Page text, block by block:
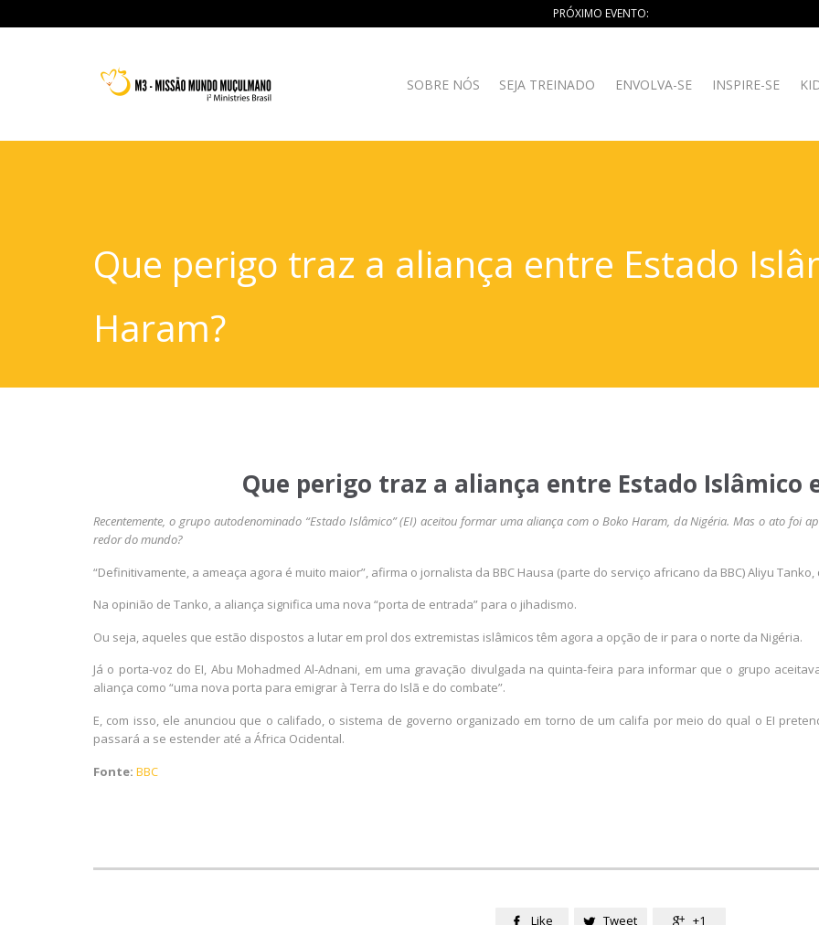
PRÓXIMO EVENTO:
SOBRE NÓS SEJA TREINADO ENVOLVA-SE INSPIRE-SE
Que perigo traz a aliança entre Estado
Haram?
Que perigo traz a aliança entre Estado Islâmico
Recentemente, o grupo autodenominado “Estado Islâmico” (EI) aceitou formar uma aliança com o Boko Haram, da Nigéria. Mas o ato foi
redor do mundo?
“Definitivamente, a ameaça agora é muito maior”, afirma o jornalista da BBC Hausa (parte do serviço africano da BBC) Aliyu
Na opinião de Tanko, a aliança significa uma nova “porta de entrada” para o jihadismo.
Ou seja, aqueles que estão dispostos a lutar em prol dos extremistas islâmicos têm agora a opção de ir para o norte da Nigéria.
Já o porta-voz do EI, Abu Mohadmed Al-Adnani, em uma gravação divulgada na quinta-feira para informar que o grupo
aliança como “uma nova porta para emigrar à Terra do Islã e do combate”.
E, com isso, ele anunciou que o califado, o sistema de governo organizado em torno de um califa por meio do qual o EI
passará a se estender até a África Ocidental.
Fonte: BBC
 Like  Tweet  +1